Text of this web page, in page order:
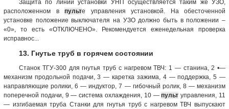
Защита по линии установки УНП осуществляется таким же УЗО,
расположенном в пульте управления установкой. На обесточенной
установке положение выключателя на УЗО должно быть в положении –
«0», то есть «ОТКЛЮЧЕНО». Рекомендуется еженедельная проверка
исправнос...
13. Гнутье труб в горячем состоянии
Станок ТГУ-300 для гнутья труб с нагревом ТВЧ: 1 — станина, 2 •—
механизм продольной подачи, 3 — каретка зажима, 4 — поддержка, 5 —
направляющие ролики, 6 — индуктор, 7 — гибочный ролик, 8 — механизм
поперечной подачи, 9 — система охлаждения, 10 —пульт управления, 11
— изгибаемая труба Станки для гнутья труб с нагревом ТВЧ выпускают